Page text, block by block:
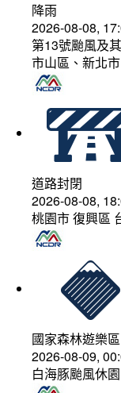
降雨
2026-08-08,
第13號颱風及
市山區、新北
道路封閉
2026-08-08,
桃園市 復興區
國家森林遊樂區
2026-08-09,
白海豚颱風休